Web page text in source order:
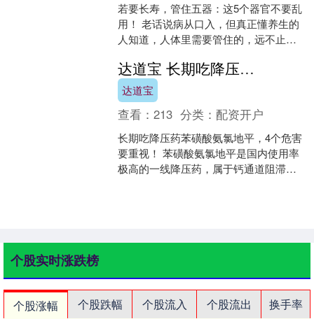
若要长寿，管住五器：这5个器官不要乱
用！ 老话说病从口入，但真正懂养生的
人知道，人体里需要管住的，远不止一
的很多慢性损耗，其实.... 达道宝 长期吃降压药苯磺酸氨氯地平，4个危害要重视！ 苯磺酸氨氯地平是国内使
达道宝
查看：213 分类：配资开户
长期吃降压药苯磺酸氨氯地平，4个危害
要重视！ 苯磺酸氨氯地平是国内使用率
极高的一线降压药，属于钙通道阻滞
个股实时涨跌榜
个股涨幅 个股跌幅 个股流入 个股流出
换手率